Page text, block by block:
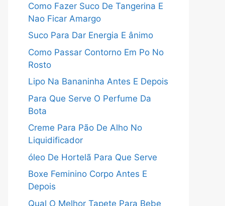
Como Fazer Suco De Tangerina E
Nao Ficar Amargo
Suco Para Dar Energia E ânimo
Como Passar Contorno Em Po No
Rosto
Lipo Na Bananinha Antes E Depois
Para Que Serve O Perfume Da
Bota
Creme Para Pão De Alho No
Liquidificador
óleo De Hortelã Para Que Serve
Boxe Feminino Corpo Antes E
Depois
Qual O Melhor Tapete Para Bebe